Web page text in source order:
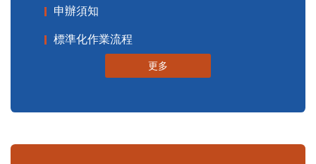
申辦須知
標準化作業流程
更多